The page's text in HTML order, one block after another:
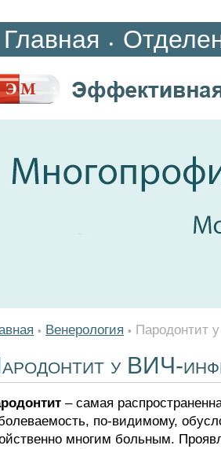
Главная •
• Венерология • Пародонтит
у ВИЧ-
– самая
по-видимому,
многим больным.